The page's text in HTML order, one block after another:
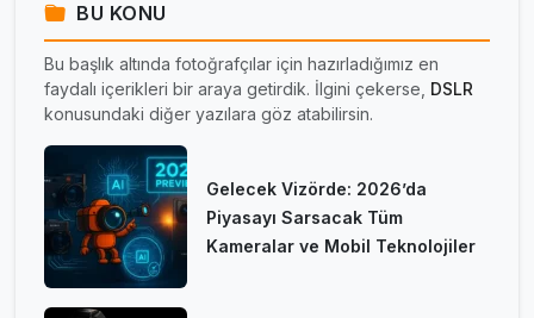
BU KONU
Bu başlık altında fotoğrafçılar için hazırladığımız en
faydalı içerikleri bir araya getirdik. İlgini çekerse, DSLR
konusundaki diğer yazılara göz atabilirsin.
Gelecek Vizörde: 2026’da
Piyasayı Sarsacak Tüm
Kameralar ve Mobil Teknolojiler